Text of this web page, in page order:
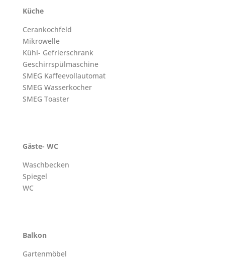
Küche
Cerankochfeld
Mikrowelle
Kühl- Gefrierschrank
Geschirrspülmaschine
SMEG Kaffeevollautomat
SMEG Wasserkocher
SMEG Toaster
Gäste- WC
Waschbecken
Spiegel
WC
Balkon
Gartenmöbel